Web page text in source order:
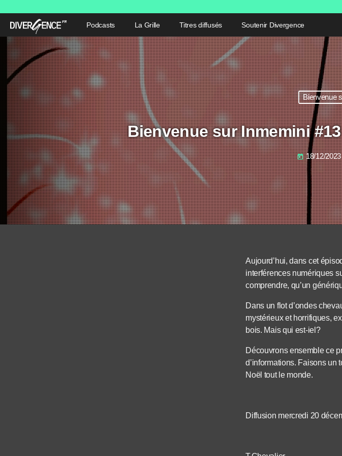
Podcasts La Grille Titres diffusés Soutenir Divergence
Bienvenue
Bienvenue sur Inmemini
today 18/12/2023
Aujourd’hui, dans cet
interférences numériques
comprendre, qu’un
Dans un flot d’ondes
mystérieux et horrifiques,
bois. Mais qui est-iel?
Découvrons ensemble ce
d’informations. Faisons un
Noël tout le monde.
Diffusion mercredi 20